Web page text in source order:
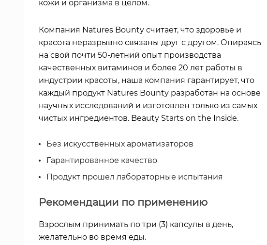
кожи и организма в целом.
Компания Natures Bounty считает, что здоровье и
красота неразрывно связаны друг с другом. Опираясь
на свой почти 50-летний опыт производства
качественных витаминов и более 20 лет работы в
индустрии красоты, наша компания гарантирует, что
каждый продукт Natures Bounty разработан на основе
научных исследований и изготовлен только из самых
чистых ингредиентов. Beauty Starts on the Inside.
Без искусственных ароматизаторов
Гарантированное качество
Продукт прошел лабораторные испытания
Рекомендации по применению
Взрослым принимать по три (3) капсулы в день,
желательно во время еды.